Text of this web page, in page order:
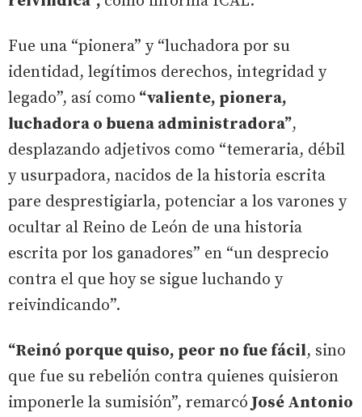
Fue una “pionera” y “luchadora por su
identidad, legítimos derechos, integridad y
legado”, así como “valiente, pionera,
luchadora o buena administradora”,
desplazando adjetivos como “temeraria, débil
y usurpadora, nacidos de la historia escrita
pare desprestigiarla, potenciar a los varones y
ocultar al Reino de León de una historia
escrita por los ganadores” en “un desprecio
contra el que hoy se sigue luchando y
reivindicando”.
“Reinó porque quiso, peor no fue fácil, sino
que fue su rebelión contra quienes quisieron
imponerle la sumisión”, remarcó José Antonio